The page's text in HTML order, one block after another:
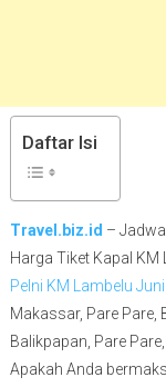
Daftar Isi
Travel.biz.id –
Harga Tiket Kapal KM
Pelni KM Lambelu
Makassar, Pare Pare,
Balikpapan, Pare
Apakah Anda